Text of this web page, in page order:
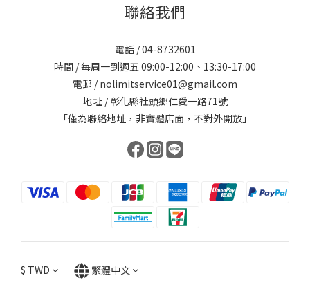
聯絡我們
電話 / 04-8732601
時間 / 每周一到週五 09:00-12:00、13:30-17:00
電郵 / nolimitservice01@gmail.com
地址 / 彰化縣社頭鄉仁愛一路71號
「僅為聯絡地址，非實體店面，不對外開放」
$ TWD 繁體中文